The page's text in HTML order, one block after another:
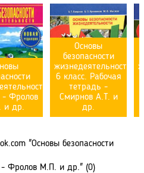
- Фролов
и др.
Основы
безопасности
жизнедеятельности.
6 класс. Рабочая
тетрадь -
Смирнов А.Т. и
др.
"Основы безопасности
- Фролов М.П. и др." (0)